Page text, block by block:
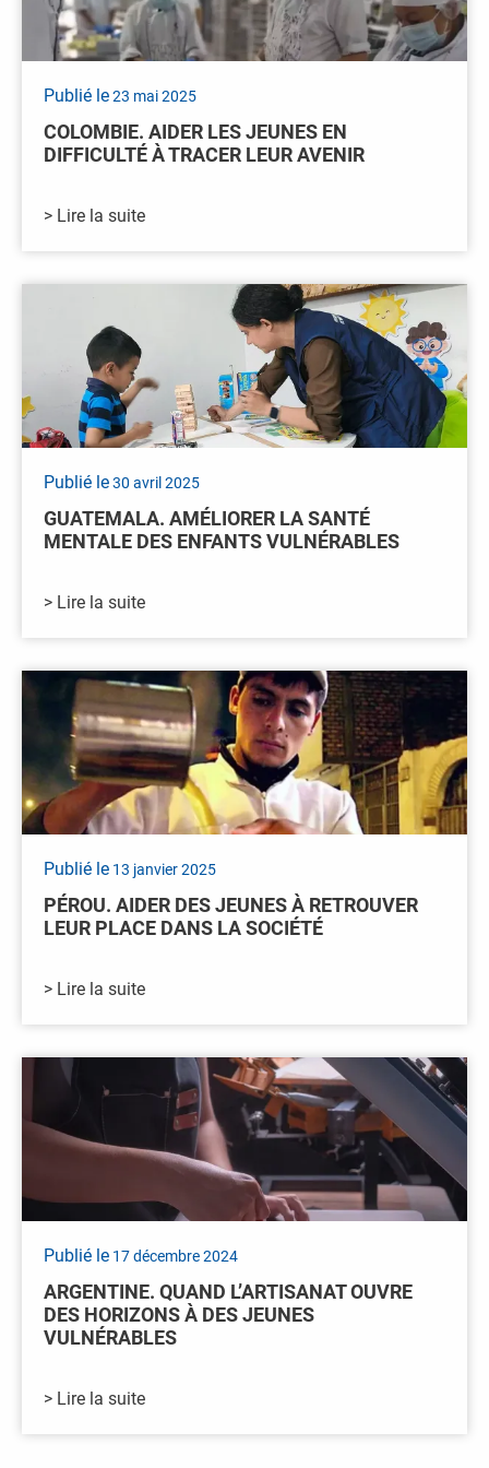
Publié le23 mai 2025
COLOMBIE. AIDER LES JEUNES EN
DIFFICULTÉ À TRACER LEUR AVENIR
> Lire la suite
Publié le30 avril 2025
GUATEMALA. AMÉLIORER LA SANTÉ
MENTALE DES ENFANTS VULNÉRABLES
> Lire la suite
Publié le 13 janvier 2025
PÉROU. AIDER DES JEUNES À RETROUVER
LEUR PLACE DANS LA SOCIÉTÉ
> Lire la suite
Publié le 17 décembre 2024
ARGENTINE. QUAND L’ARTISANAT OUVRE
DES HORIZONS À DES JEUNES
VULNÉRABLES
> Lire la suite